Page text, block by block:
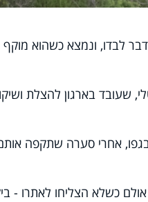
לבדו, ונמצא כשהוא מוקף
שעובד בארגון להצלת
בגפו, אחרי סערה שתקפה
אחריו, אולם כשלא הצליחו לאתרו -